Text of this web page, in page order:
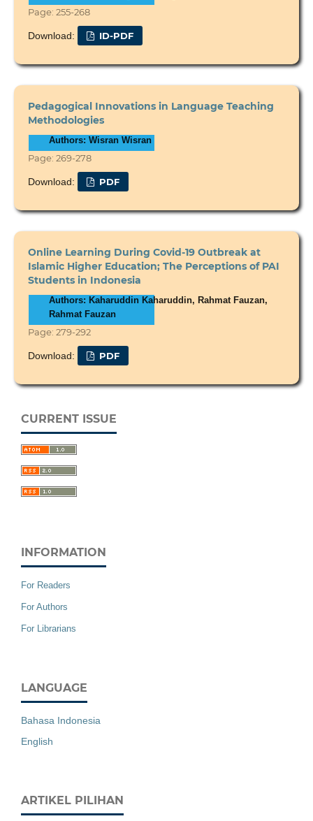
Page: 255-268
Download: ID-PDF
Pedagogical Innovations in Language Teaching
Methodologies
Authors: Wisran Wisran
Page: 269-278
Download: PDF
Online Learning During Covid-19 Outbreak at
Islamic Higher Education; The Perceptions of PAI
Students in Indonesia
Authors: Kaharuddin Kaharuddin, Rahmat Fauzan,
Rahmat Fauzan
Page: 279-292
Download: PDF
CURRENT ISSUE
INFORMATION
For Readers
For Authors
For Librarians
LANGUAGE
Bahasa Indonesia
English
ARTIKEL PILIHAN